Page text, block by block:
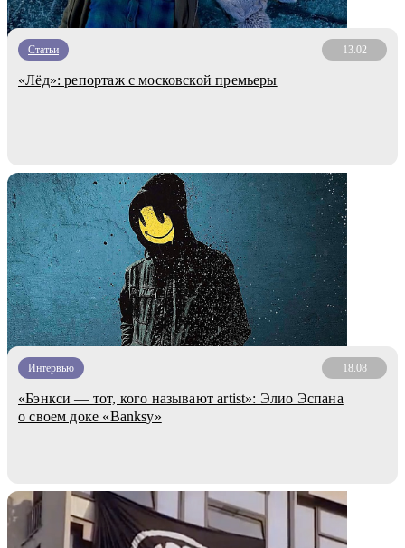
Статьи 13.02
«Лёд»: репортаж с московской премьеры
Интервью 18.08
«Бэнкси — тот, кого называют artist»: Элио Эспана
о своем доке «Banksy»